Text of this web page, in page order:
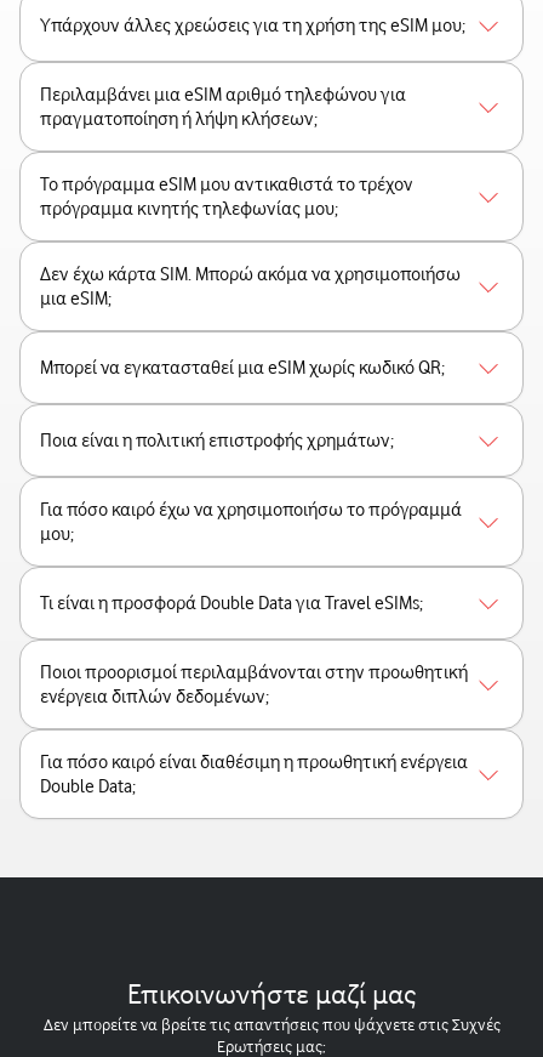
Υπάρχουν άλλες χρεώσεις για τη χρήση της eSIM μου;
Περιλαμβάνει μια eSIM αριθμό τηλεφώνου για
πραγματοποίηση ή λήψη κλήσεων;
Το πρόγραμμα eSIM μου αντικαθιστά το τρέχον
πρόγραμμα κινητής τηλεφωνίας μου;
Δεν έχω κάρτα SIM. Μπορώ ακόμα να χρησιμοποιήσω
μια eSIM;
Μπορεί να εγκατασταθεί μια eSIM χωρίς κωδικό QR;
Ποια είναι η πολιτική επιστροφής χρημάτων;
Για πόσο καιρό έχω να χρησιμοποιήσω το πρόγραμμά
μου;
Τι είναι η προσφορά Double Data για Travel eSIMs;
Ποιοι προορισμοί περιλαμβάνονται στην προωθητική
ενέργεια διπλών δεδομένων;
Για πόσο καιρό είναι διαθέσιμη η προωθητική ενέργεια
Double Data;
Επικοινωνήστε μαζί μας
Δεν μπορείτε να βρείτε τις απαντήσεις που ψάχνετε στις Συχνές
Ερωτήσεις μας;